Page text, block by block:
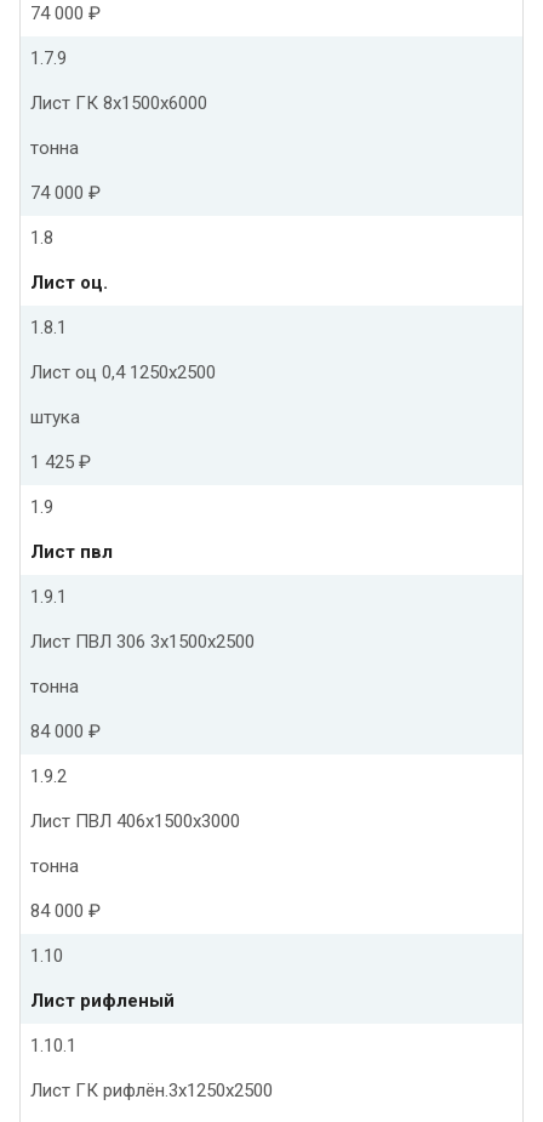
74 000 ₽
1.7.9
Лист ГК 8х1500х6000
тонна
74 000 ₽
1.8
Лист оц.
1.8.1
Лист оц 0,4 1250х2500
штука
1 425 ₽
1.9
Лист пвл
1.9.1
Лист ПВЛ 306 3х1500х2500
тонна
84 000 ₽
1.9.2
Лист ПВЛ 406х1500х3000
тонна
84 000 ₽
1.10
Лист рифленый
1.10.1
Лист ГК рифлён.3х1250х2500